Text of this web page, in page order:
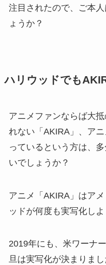
注目されたので、ご本
ょうか？
ハリウッドでも
アニメファンならば大
れない「AKIRA」、ア
っているという方は、
いでしょうか？
アニメ「AKIRA」はア
ッドが何度も実写化しよ
2019年にも、米ワーナ
旦は実写化が決まりま